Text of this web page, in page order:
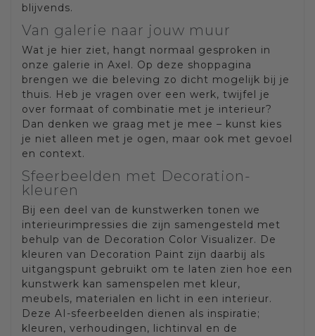
blijvends.
Van galerie naar jouw muur
Wat je hier ziet, hangt normaal gesproken in
onze galerie in Axel. Op deze shoppagina
brengen we die beleving zo dicht mogelijk bij je
thuis. Heb je vragen over een werk, twijfel je
over formaat of combinatie met je interieur?
Dan denken we graag met je mee – kunst kies
je niet alleen met je ogen, maar ook met gevoel
en context.
Sfeerbeelden met Decoration-
kleuren
Bij een deel van de kunstwerken tonen we
interieurimpressies die zijn samengesteld met
behulp van de Decoration Color Visualizer. De
kleuren van Decoration Paint zijn daarbij als
uitgangspunt gebruikt om te laten zien hoe een
kunstwerk kan samenspelen met kleur,
meubels, materialen en licht in een interieur.
Deze AI-sfeerbeelden dienen als inspiratie;
kleuren, verhoudingen, lichtinval en de